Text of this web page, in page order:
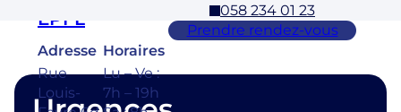
EPFL
Adresse
Rue
Louis-
Horaires
Lu – Ve :
7h – 19h
058 234 01 23
Prendre rendez-vous